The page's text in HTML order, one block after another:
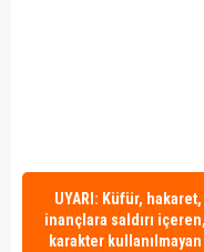
UYARI: Küfür,
inançlara saldırı
karakter